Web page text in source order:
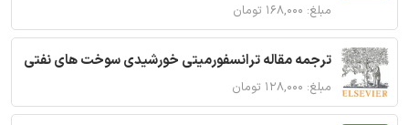
مبلغ: ۱۶۸,۰۰۰ تومان
ترجمه مقاله ترانسفورمیتی خورشیدی سوخت های نفتی
مبلغ: ۱۲۸,۰۰۰ تومان